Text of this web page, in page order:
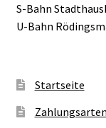
S-Bahn
U-Bahn
Startseite
Zahlungsarten